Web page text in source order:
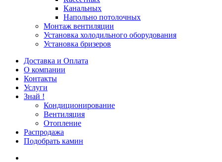
Канальных
Напольно потолочных
Монтаж вентиляции
Установка холодильного оборудования
Установка бризеров
Доставка и Оплата
О компании
Контакты
Услуги
Знай !
Кондиционирование
Вентиляция
Отопление
Распродажа
Подобрать камин